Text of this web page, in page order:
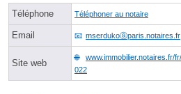
Téléphone Téléphoner au notaire
Email mserdukoⓐparis.notaires.fr
Site web
www.immobilier.notaires.fr/
022